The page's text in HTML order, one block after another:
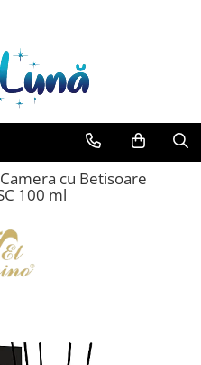
cu Betisoare
100 ml